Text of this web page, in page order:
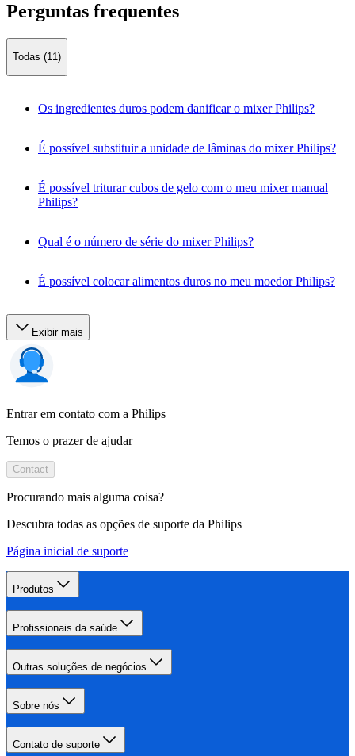
Perguntas frequentes
Todas (11)
Os ingredientes duros podem danificar o mixer Philips?
É possível substituir a unidade de lâminas do mixer Philips?
É possível triturar cubos de gelo com o meu mixer manual
Philips?
Qual é o número de série do mixer Philips?
É possível colocar alimentos duros no meu moedor Philips?
Exibir mais
Entrar em contato com a Philips
Temos o prazer de ajudar
Contact
Procurando mais alguma coisa?
Descubra todas as opções de suporte da Philips
Página inicial de suporte
Produtos
Profissionais da saúde
Outras soluções de negócios
Sobre nós
Contato de suporte